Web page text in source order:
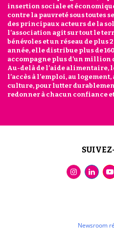
insertion sociale et
contre la pauvreté sous toutes
des principaux acteurs de la
l’association agit sur tout le
bénévoles et un réseau de plus
année, elle distribue plus de
accompagne plus d’un
Au-delà de l’aide alimentaire,
l’accès à l’emploi, au
culture, pour lutter
redonner à chacun confiance
Newsroom